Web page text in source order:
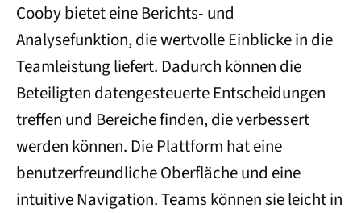
Cooby bietet eine Berichts- und
Analysefunktion, die wertvolle Einblicke in die
Teamleistung liefert. Dadurch können die
Beteiligten datengesteuerte Entscheidungen
treffen und Bereiche finden, die verbessert
werden können. Die Plattform hat eine
benutzerfreundliche Oberfläche und eine
intuitive Navigation. Teams können sie leicht in